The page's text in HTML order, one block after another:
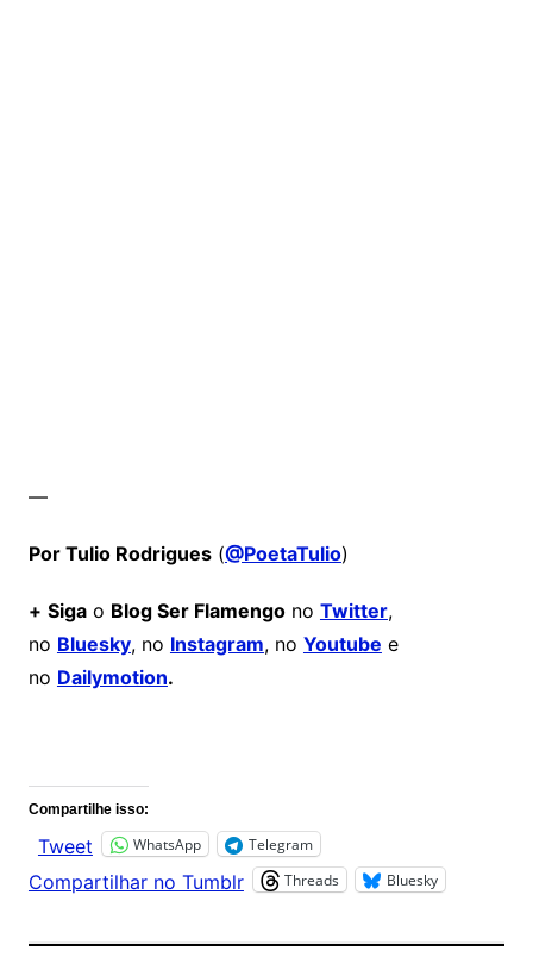
—
Por Tulio Rodrigues(@PoetaTulio)
+ Sigao Blog Ser Flamengono Twitter,
no Bluesky, no Instagram, no Youtube e
no Dailymotion.
Compartilhe isso:
Tweet WhatsApp Telegram
Compartilhar no Tumblr Threads Bluesky